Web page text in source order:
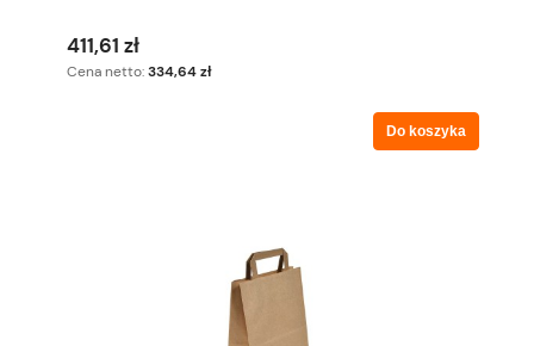
411,61 zł
Cena netto:334,64 zł
Do koszyka